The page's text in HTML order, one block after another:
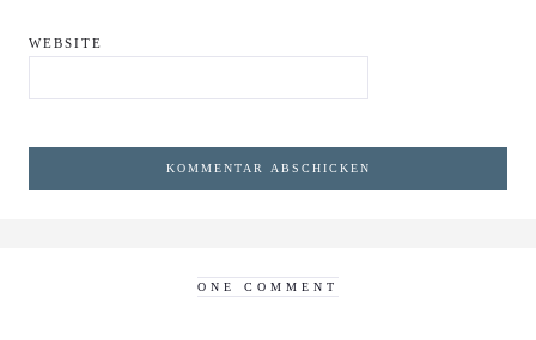
WEBSITE
ONE COMMENT